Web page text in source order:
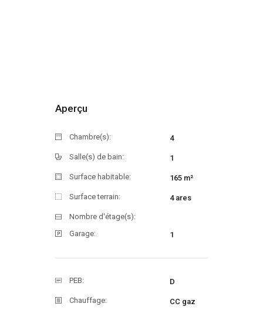
Aperçu
Chambre(s): 4
Salle(s) de bain: 1
Surface habitable: 165 m²
Surface terrain: 4 ares
Nombre d'étage(s):
Garage:
1
PEB: D
Chauffage: CC gaz